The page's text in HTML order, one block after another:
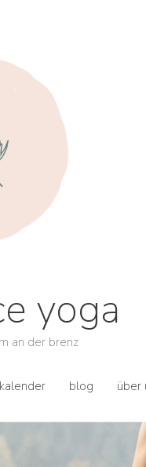
yoga
an der brenz
kalender blog über